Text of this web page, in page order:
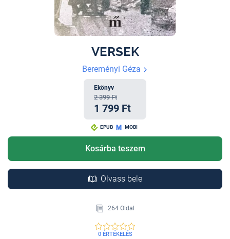
VERSEK
Bereményi Géza
Ekönyv
2 399 Ft
1 799 Ft
EPUB MOBI
Kosárba teszem
Olvass bele
264 Oldal
0 ÉRTÉKELÉS